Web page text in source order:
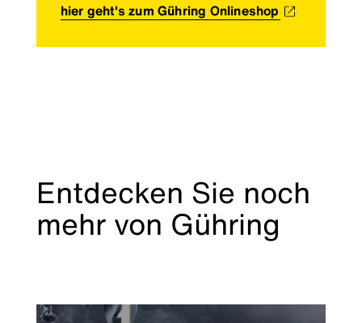
hier geht's zum Gühring Onlineshop
Entdecken Sie noch
mehr von Gühring